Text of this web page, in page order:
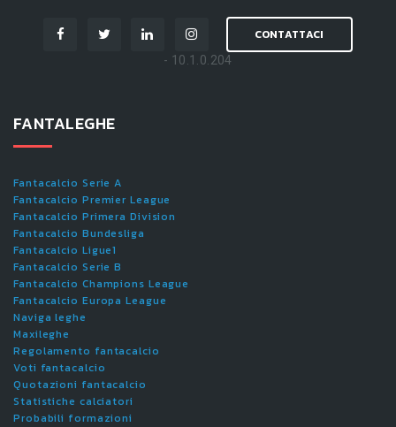
CONTATTACI
- 10.1.0.204
FANTALEGHE
Fantacalcio Serie A
Fantacalcio Premier League
Fantacalcio Primera Division
Fantacalcio Bundesliga
Fantacalcio Ligue1
Fantacalcio Serie B
Fantacalcio Champions League
Fantacalcio Europa League
Naviga leghe
Maxileghe
Regolamento fantacalcio
Voti fantacalcio
Quotazioni fantacalcio
Statistiche calciatori
Probabili formazioni